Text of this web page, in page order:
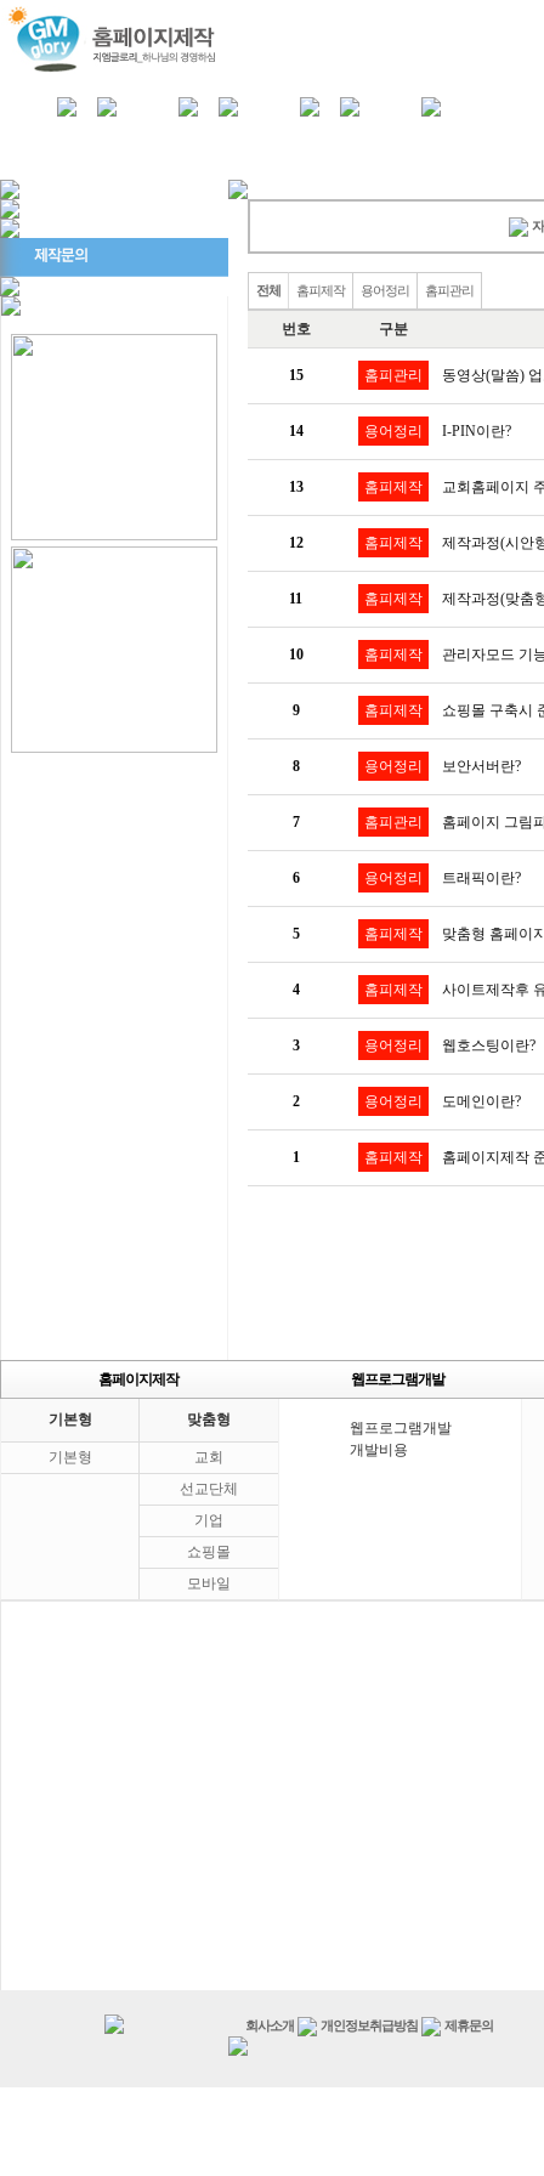
전체 홈피제작 용어정리 홈피관리
번호 구분
15 홈피관리 동영상(말씀)
14 용어정리 I-PIN이란?
13 홈피제작 교회홈페이지
12 홈피제작 제작과정(시안
11 홈피제작 제작과정(맞춤
10 홈피제작 관리자모드 기
9 홈피제작 쇼핑몰 구축시
8 용어정리 보안서버란?
7 홈피관리 홈페이지 그림
6 용어정리 트래픽이란?
5 홈피제작 맞춤형 홈페이
4 홈피제작 사이트제작후
3 용어정리 웹호스팅이란?
2 용어정리 도메인이란?
1 홈피제작 홈페이지제작
홈페이지제작 웹프로그램개발
기본형 맞춤형
기본형
교회
선교단체
기업
쇼핑몰
모바일
웹프로그램개발
개발비용
회사소개 개인정보취급방침 제휴문의